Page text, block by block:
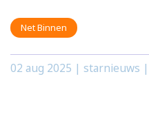
Net Binnen
02 aug 2025 | starnieuws |